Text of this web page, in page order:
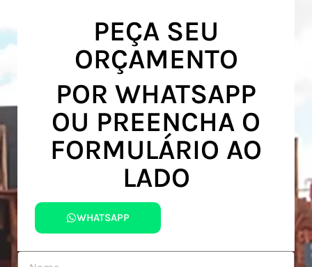
PEÇA SEU
ORÇAMENTO
POR WHATSAPP
OU PREENCHA O
FORMULÁRIO AO
LADO
WHATSAPP